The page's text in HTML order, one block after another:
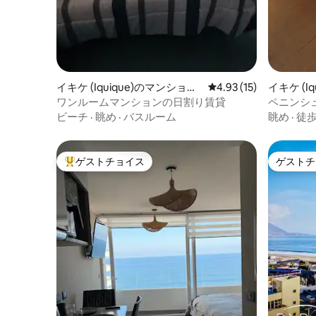
イキケ (Iquique)のマンショ
ン・アパート
レビュー15件、5つ星
4.93 (15)
ワンルームマンションの日割り賃貸
ビーチ · 眺め · バスルーム
イキケ
アパート
ペニンシ
ート
眺め · 徒
大好評のゲストチョイスです。
ゲストチョイス ゲスト
ゲスト